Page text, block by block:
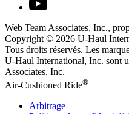
Web Team Associates, Inc.,
Copyright © 2026 U-Haul
Tous droits réservés. Les
U-Haul International, Inc. sont
Associates, Inc.
Air-Cushioned Ride®
Arbitrage